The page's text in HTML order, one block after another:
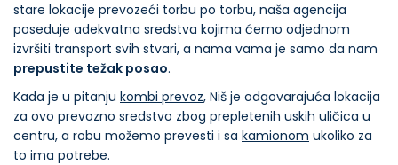
stare lokacije prevozeći torbu po torbu, naša agencija
poseduje adekvatna sredstva kojima ćemo odjednom
izvršiti transport svih stvari, a nama vama je samo da nam
prepustite težak posao.
Kada je u pitanju kombi prevoz, Niš je odgovarajuća lokacija
za ovo prevozno sredstvo zbog prepletenih uskih uličica u
centru, a robu možemo prevesti i sa kamionom ukoliko za
to ima potrebe.